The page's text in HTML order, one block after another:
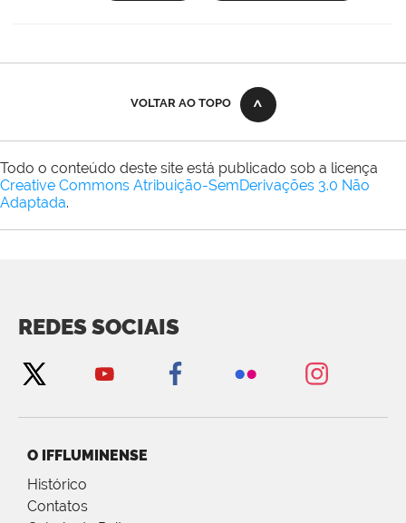
VOLTAR AO TOPO
Todo o conteúdo deste site está publicado sob a licença
Creative Commons Atribuição-SemDerivações 3.0 Não
Adaptada.
REDES SOCIAIS
O IFFLUMINENSE
Histórico
Contatos